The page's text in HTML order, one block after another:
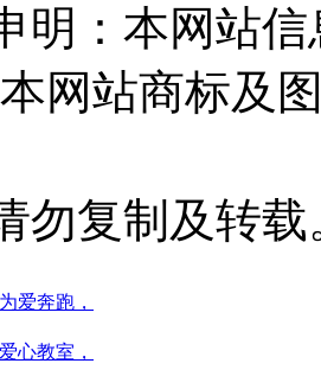
明：本网站
网站商标及
勿复制及转
爱奔跑，
心教室，